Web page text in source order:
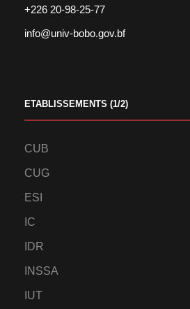
+226 20-98-25-77
info@univ-bobo.gov.bf
ETABLISSEMENTS (1/2)
CUB
CUG
ESI
IC
IDR
INSSA
IUT